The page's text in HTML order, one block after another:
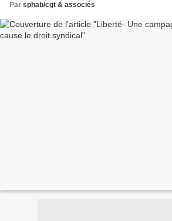
Par sphab/cgt & associés